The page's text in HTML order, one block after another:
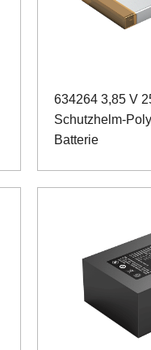
634264 3,85 V
Schutzhelm-
Batterie